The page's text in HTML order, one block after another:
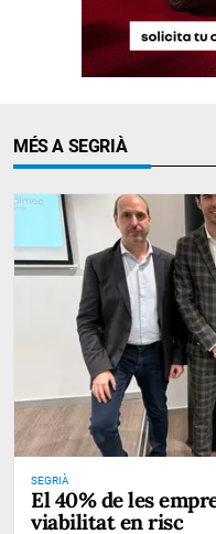
MÉS A SEGRIÀ
SEGRIÀ
El 40% de les
viabilitat en risc